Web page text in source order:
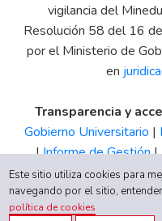
vigilancia del
Resolución 58 del 16
por el Ministerio de
en
Transparencia y
Gobierno Universitario |
|Informe de Gestión|
Tributario|Estados
de
Este sitio utiliza cookies para
navegando por el sitio,
política de cookies